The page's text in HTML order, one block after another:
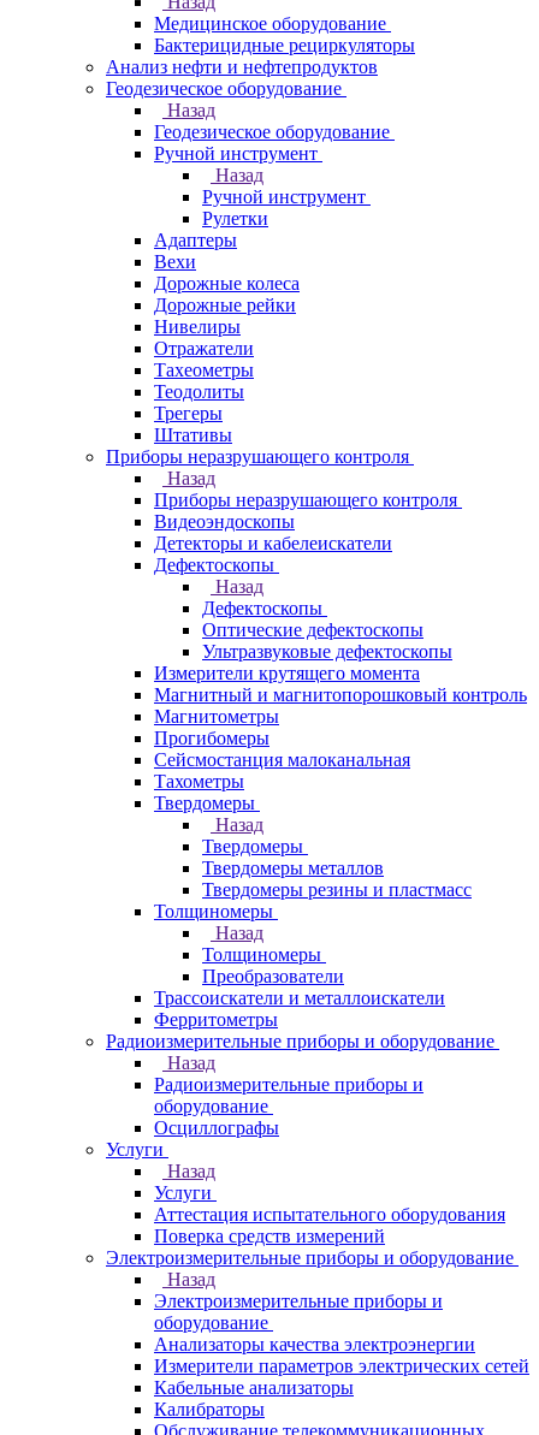
Медицинское оборудование
Бактерицидные рециркуляторы
Анализ нефти и нефтепродуктов
Геодезическое оборудование
Назад
Геодезическое оборудование
Ручной инструмент
Назад
Ручной инструмент
Рулетки
Адаптеры
Вехи
Дорожные колеса
Дорожные рейки
Нивелиры
Отражатели
Тахеометры
Теодолиты
Трегеры
Штативы
Приборы неразрушающего контроля
Назад
Приборы неразрушающего контроля
Видеоэндоскопы
Детекторы и кабелеискатели
Дефектоскопы
Назад
Дефектоскопы
Оптические дефектоскопы
Ультразвуковые дефектоскопы
Измерители крутящего момента
Магнитный и магнитопорошковый контроль
Магнитометры
Прогибомеры
Сейсмостанция малоканальная
Тахометры
Твердомеры
Назад
Твердомеры
Твердомеры металлов
Твердомеры резины и пластмасс
Толщиномеры
Назад
Толщиномеры
Преобразователи
Трассоискатели и металлоискатели
Ферритометры
Радиоизмерительные приборы и оборудование
Назад
Радиоизмерительные приборы и
оборудование
Осциллографы
Услуги
Назад
Услуги
Аттестация испытательного оборудования
Поверка средств измерений
Электроизмерительные приборы и оборудование
Назад
Электроизмерительные приборы и
оборудование
Анализаторы качества электроэнергии
Измерители параметров электрических сетей
Кабельные анализаторы
Калибраторы
Обслуживание телекоммуникационных